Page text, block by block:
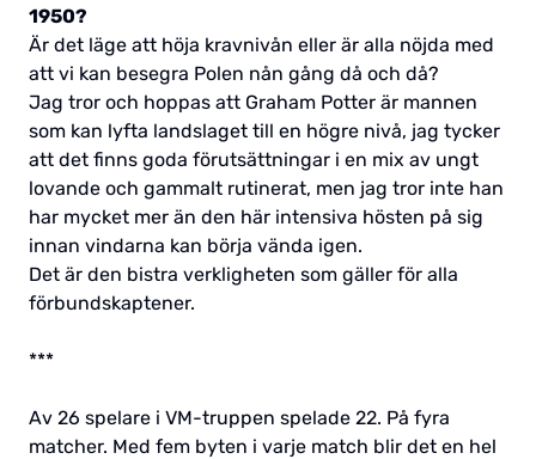
1950?
Är det läge att höja kravnivån eller är alla nöjda med
att vi kan besegra Polen nån gång då och då?
Jag tror och hoppas att Graham Potter är mannen
som kan lyfta landslaget till en högre nivå, jag tycker
att det finns goda förutsättningar i en mix av ungt
lovande och gammalt rutinerat, men jag tror inte han
har mycket mer än den här intensiva hösten på sig
innan vindarna kan börja vända igen.
Det är den bistra verkligheten som gäller för alla
förbundskaptener.
***
Av 26 spelare i VM-truppen spelade 22. På fyra
matcher. Med fem byten i varje match blir det en hel